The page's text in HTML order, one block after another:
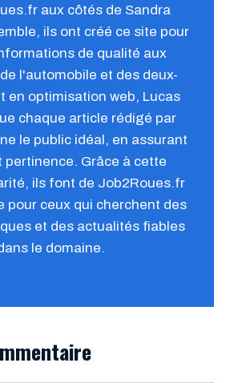
aux côtés de Sandra
ils ont créé ce site pour
de qualité aux
l'automobile et des deux-
en optimisation web, Lucas
chaque article rédigé par
le public idéal, en assurant
pertinence. Grâce à cette
ils font de Job2Roues.fr
pour ceux qui cherchent des
et des actualités fiables
le domaine.